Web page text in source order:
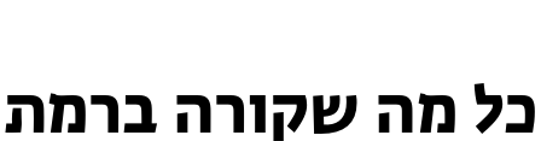
כל מה שקורה ברמת